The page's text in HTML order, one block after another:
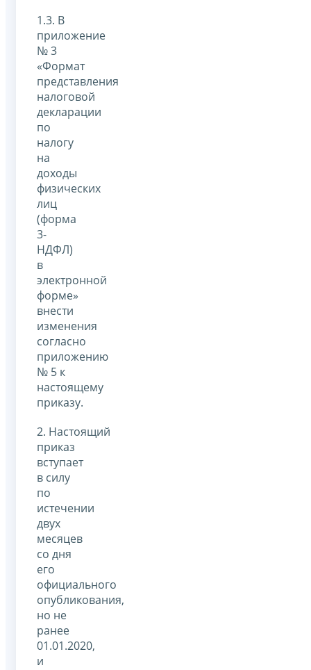
1.3. В
приложение
№ 3
«Формат
представления
налоговой
декларации
по
налогу
на
доходы
физических
лиц
(форма
3-
НДФЛ)
в
электронной
форме»
внести
изменения
согласно
приложению
№ 5 к
настоящему
приказу.
2. Настоящий
приказ
вступает
в силу
по
истечении
двух
месяцев
со дня
его
официального
опубликования,
но не
ранее
01.01.2020,
и